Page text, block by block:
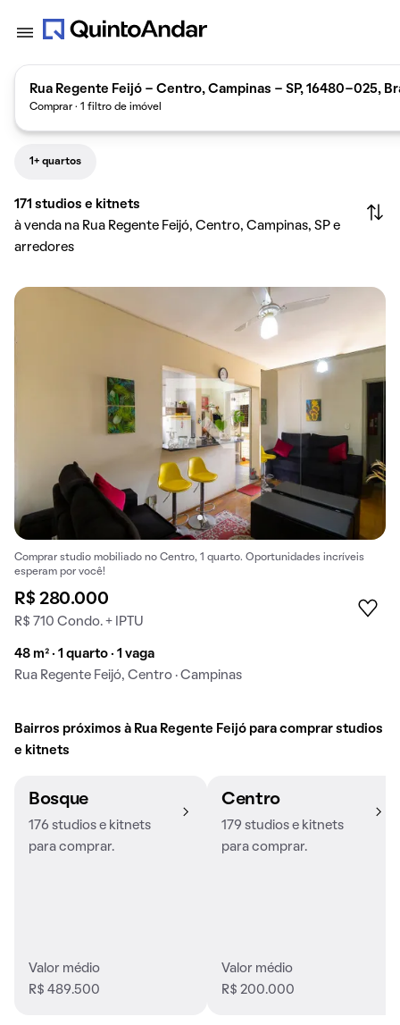
Rua Regente Feijó - Centro, Campinas - SP, 16480-025,
Comprar · 1 filtro de imóvel
1+ quartos
171 studios e kitnets
à venda na Rua Regente Feijó, Centro, Campinas, SP e
arredores
Comprar studio mobiliado no Centro, 1 quarto. Oportunidades incríveis
esperam por você!
R$ 280.000
R$ 710 Condo. + IPTU
48 m² · 1 quarto · 1 vaga
Rua Regente Feijó, Centro · Campinas
Bairros próximos à Rua Regente Feijó para comprar studios
e kitnets
Bosque
176 studios e kitnets
para comprar.
Valor médio
R$ 489.500
Centro
179 studios e kitnets
para comprar.
Valor médio
R$ 200.000